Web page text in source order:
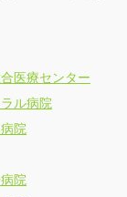
合医療センター
ル病院
院
院